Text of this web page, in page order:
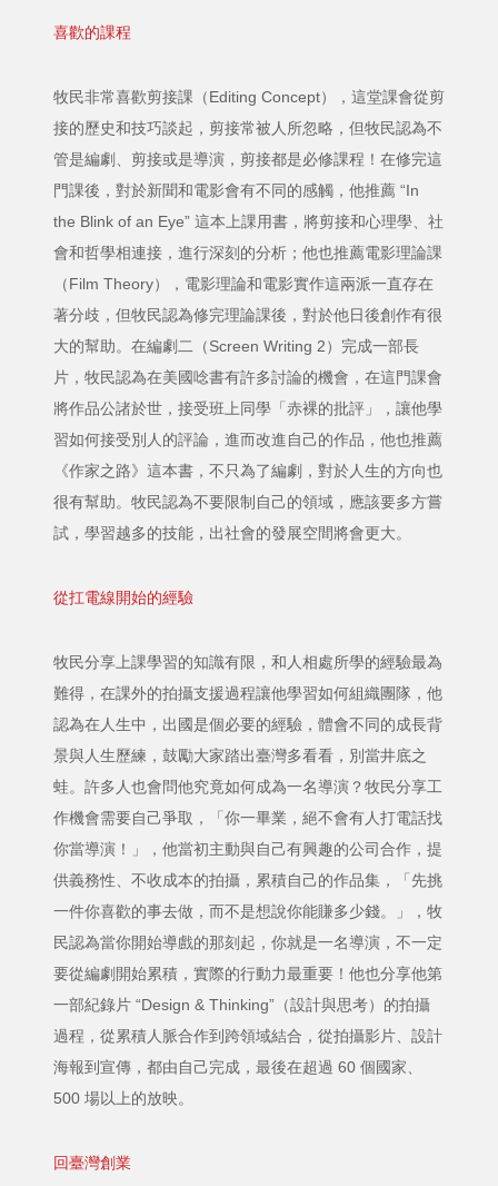
喜歡的課程
牧民非常喜歡剪接課（Editing Concept），這堂課會從剪
接的歷史和技巧談起，剪接常被人所忽略，但牧民認為不
管是編劇、剪接或是導演，剪接都是必修課程！在修完這
門課後，對於新聞和電影會有不同的感觸，他推薦 “In
the Blink of an Eye” 這本上課用書，將剪接和心理學、社
會和哲學相連接，進行深刻的分析；他也推薦電影理論課
（Film Theory），電影理論和電影實作這兩派一直存在
著分歧，但牧民認為修完理論課後，對於他日後創作有很
大的幫助。在編劇二（Screen Writing 2）完成一部長
片，牧民認為在美國唸書有許多討論的機會，在這門課會
將作品公諸於世，接受班上同學「赤裸的批評」，讓他學
習如何接受別人的評論，進而改進自己的作品，他也推薦
《作家之路》這本書，不只為了編劇，對於人生的方向也
很有幫助。牧民認為不要限制自己的領域，應該要多方嘗
試，學習越多的技能，出社會的發展空間將會更大。
從扛電線開始的經驗
牧民分享上課學習的知識有限，和人相處所學的經驗最為
難得，在課外的拍攝支援過程讓他學習如何組織團隊，他
認為在人生中，出國是個必要的經驗，體會不同的成長背
景與人生歷練，鼓勵大家踏出臺灣多看看，別當井底之
蛙。許多人也會問他究竟如何成為一名導演？牧民分享工
作機會需要自己爭取，「你一畢業，絕不會有人打電話找
你當導演！」，他當初主動與自己有興趣的公司合作，提
供義務性、不收成本的拍攝，累積自己的作品集，「先挑
一件你喜歡的事去做，而不是想說你能賺多少錢。」，牧
民認為當你開始導戲的那刻起，你就是一名導演，不一定
要從編劇開始累積，實際的行動力最重要！他也分享他第
一部紀錄片 “Design & Thinking”（設計與思考）的拍攝
過程，從累積人脈合作到跨領域結合，從拍攝影片、設計
海報到宣傳，都由自己完成，最後在超過 60 個國家、
500 場以上的放映。
回臺灣創業